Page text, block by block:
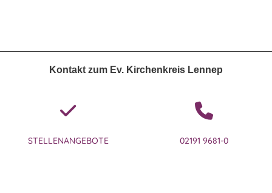
Kontakt zum Ev. Kirchenkreis Lennep
STELLENANGEBOTE 02191 9681-0